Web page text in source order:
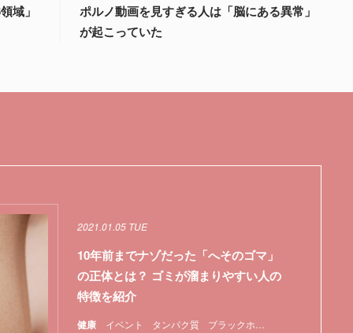
域」
ポルノ動画を見すぎる人は「脳にある異常」
が起こっていた
健康 イベント タンパク質 ブラックホール
2021.01.05 TUE
10年前までナゾだった「へそのゴマ」
の正体とは？ ゴミが溜まりやすい人の
特徴を紹介